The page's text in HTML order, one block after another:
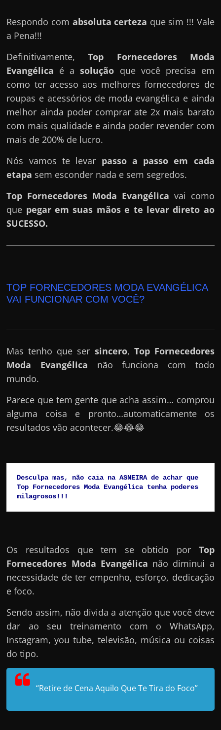
n
e
t
?
M
a
s
c
o
o
?
🤔
Respondo com absoluta certeza que sim !!! Vale
a Pena!!!
Definitivamente,Top Fornecedores Moda
Evangélica é asolução que você precisa em
como ter acesso aos melhores fornecedores de
roupas e acessórios de moda evangélica e ainda
melhor ainda poder comprar ate 2x mais barato
com mais qualidade e ainda poder revender com
mais de 200% de lucro.
Nós vamos te levar passo a passo em cada
etapa sem esconder nada e sem segredos.
Top Fornecedores Moda Evangélica vai como
que pegar em suas mãos e te levar direto ao
SUCESSO.
TOP FORNECEDORES MODA EVANGÉLICA
VAI FUNCIONAR COM VOCÊ?
Mas tenho que ser sincero, Top Fornecedores
Moda Evangélica não funciona com todo
mundo.
Parece que tem gente que acha assim… comprou
alguma coisa e pronto…automaticamente os
resultados vão acontecer.😂😂😂
Desculpa mas, não caia na ASNEIRA de achar que
Top Fornecedores Moda Evangélica tenha poderes
milagrosos!!!
Os resultados que tem se obtido por Top
Fornecedores Moda Evangélica não diminui a
necessidade de ter empenho, esforço, dedicação
e foco.
Sendo assim, não divida a atenção que você deve
dar ao seu treinamento com o WhatsApp,
Instagram, you tube, televisão, música ou coisas
do tipo.
“Retire de Cena Aquilo Que Te Tira do Foco”